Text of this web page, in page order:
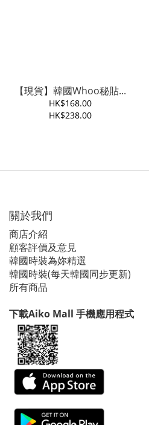
【現貨】韓國Whoo秘貼...
HK$168.00
HK$238.00
關於我們
商店介紹
顧客評價及意見
韓國時裝為妳精選
韓國時裝(每天韓國同步更新)
所有商品
下載Aiko Mall 手機應用程式